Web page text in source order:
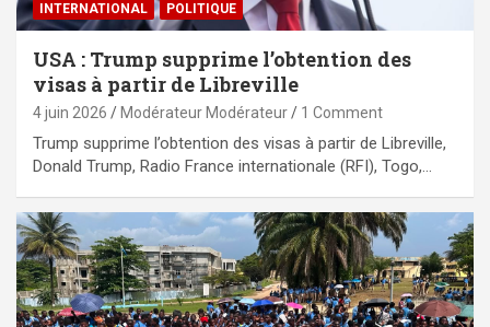
INTERNATIONAL POLITIQUE
USA : Trump supprime l’obtention des
visas à partir de Libreville
4 juin 2026 Modérateur Modérateur 1 Comment
Trump supprime l’obtention des visas à partir de Libreville,
Donald Trump, Radio France internationale (RFI), Togo,…